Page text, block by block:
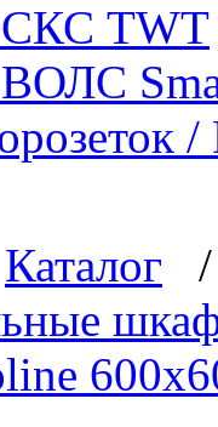
TWT
Каталог